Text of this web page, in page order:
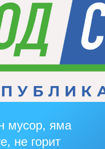
мусор, яма
не горит